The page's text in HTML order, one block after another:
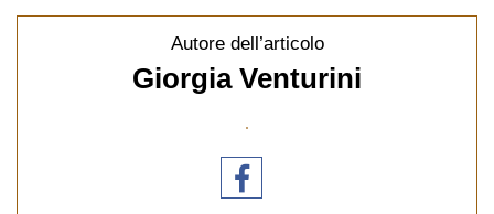
Autore dell’articolo
Giorgia Venturini